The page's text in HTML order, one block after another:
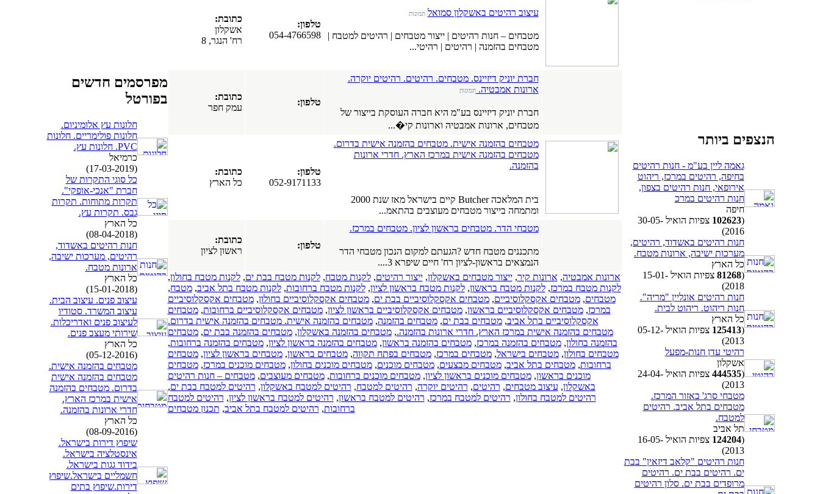
הנצפים ביותר
גאמה ליין בע"מ - חנות רהיטים
בחיפה, רהיטים במרכז, ריהוט
אירופאי, חנות רהיטים בצפון,
חנות רהיטים במרכ
חיפה
(
102623
צפיות הואיל 30-05-
2016)
חנות רהיטים באשדוד, רהיטים,
מערכות ישיבה, ארונות מטבח.
כל הארץ
(
81268
צפיות הואיל 15-01-
2018)
חנות רהיטים אונליין "מריה".
חנות ריהוט. ריהוט לבית.
כל הארץ
(
125413
צפיות הואיל 05-12-
2013)
רהיטי עדן חנות-מפעל
אשקלון
(
444535
צפיות הואיל 24-04-
2013)
מטבחי סרג' באזור המרכז.
מטבחים בתל אביב. רהיטים
למטבח.
תל אביב
(
124204
צפיות הואיל 16-05-
2013)
חנות רהיטים "קלאב דיזאין" בבת
ים. רהיטים בבת ים. רהיטים
מרופדים בבת ים. סלון רהיטים
עיצוב רהיטים באשקלון סמואל תמונות
מטבחים – חנות רהיטים | ייצור מטבחים | רהיטים למטבח |
מטבחים בהזמנה | רהיטים | רהיטי...
טלפון:
054-4766598
כתובת:
אשקלון
רח' הנגר, 8
חברת יוניק דיזיינס. מטבחים. רהיטים. רהיטים יוקרה.
ארונות אמבטיה.תמונות
חברת יוניק דיזיינס בע"מ היא חברה העוסקת בייצור של
מטבחים, ארונות אמבטיה וארונות קי�...
טלפון:
כתובת:
עמק חפר
מטבחים בהזמנה אישית. מטבחים בהזמנה אישית בדרום.
מטבחים בהזמנה אישית במרכז הארץ. חדרי ארונות
בהזמנה.
בית המלאכה Butcher קיים בישראל מאז שנת 2000
ומתמחה בייצור מטבחים מעוצבים בהתאמ...
טלפון:
052-9171133
כתובת:
כל הארץ
מטבחי הדר. מטבחים בראשון לציון. מטבחים במרכז.
מתכננים מטבח חדש ?הגעתם למקום הנכון מטבחי הדר
הנמצאים בראשון-לציון רח' חיים שיפרא 3....
טלפון:
כתובת:
ראשון לציון
ארונות אמבטיה, ארונות קיר,ייצור מטבחים באשקלון,ייצור רהיטים,לקנות מטבח,לקנות מטבח בבת ים,לקנות מטבח בחולון,
לקנות מטבח במרכז,לקנות מטבח בראשון,לקנות מטבח בראשון לציון,לקנות מטבח ברחובות,לקנות מטבח בתל אביב,מטבח,
מטבחים,מטבחים אקסקלוסיביים,מטבחים אקסקלוסיביים בבת ים,מטבחים אקסקלוסיביים בחולון,מטבחים אקסקלוסיביים
במרכז,מטבחים אקסקלוסיביים בראשון,מטבחים אקסקלוסיביים בראשון לציון,מטבחים אקסקלוסיביים ברחובות,מטבחים
אקסקלוסיביים בתל אביב,מטבחים בבת ים,מטבחים בהזמנה,מטבחים בהזמנה אישית. מטבחים בהזמנה אישית בדרום.
מטבחים בהזמנה אישית במרכז הארץ. חדרי ארונות בהזמנה.,מטבחים בהזמנה באשקלון,מטבחים בהזמנה בבת ים,מטבחים
בהזמנה בחולון,מטבחים בהזמנה במרכז,מטבחים בהזמנה בראשון,מטבחים בהזמנה בראשון לציון,מטבחים בהזמנה ברחובות,
מטבחים בחולון,מטבחים בישראל,מטבחים במרכז,מטבחים בפתח תקווה,מטבחים בראשון,מטבחים בראשון לציון,מטבחים
ברחובות,מטבחים בתל אביב,מטבחים מבצעים,מטבחים מוכנים,מטבחים מוכנים בחולון,מטבחים מוכנים במרכז,מטבחים
מוכנים בראשון,מטבחים מוכנים בראשון לציון,מטבחים מוכנים ברחובות,מטבחים מעוצבים,מטבחים – חנות רהיטים
באשקלון, עיצוב מטבחים, רהיטים, רהיטים יוקרה, רהיטים למטבח, רהיטים למטבח באשקלון, רהיטים למטבח בבת ים,
רהיטים למטבח בחולון, רהיטים למטבח במרכז, רהיטים למטבח בראשון, רהיטים למטבח בראשון לציון, רהיטים למטבח
ברחובות, רהיטים למטבח בתל אביב, תכנון מטבחים
מפרסמים חדשים
בפורטל
חלונות עץ אלומיניום.
חלונות פולימריים. חלונות
PVC. חלונות עץ.
כרמיאל
(17-03-2019)
כל סוגי התקרות של
חברת "אנכי-אופקי".
תקרות מתוחות. תקרות
גבס. תקרות עץ.
כל הארץ
(08-04-2018)
חנות רהיטים באשדוד,
רהיטים, מערכות ישיבה,
ארונות מטבח.
כל הארץ
(15-01-2018)
עיצוב פנים. עיצוב הבית.
עיצוב המשרד. סטודיו
לעיצוב פנים ואדריכלות.
שירותי מעצב פנים.
כל הארץ
(05-12-2016)
מטבחים בהזמנה אישית.
מטבחים בהזמנה אישית
בדרום. מטבחים בהזמנה
אישית במרכז הארץ.
חדרי ארונות בהזמנה.
כל הארץ
(08-09-2016)
שיפוץ דירות בישראל.
אינסטלציה בישראל.
בידוד גגות בישראל.
חשמליים בישראל.שיפוץ
דירות.שיפוץ בתים